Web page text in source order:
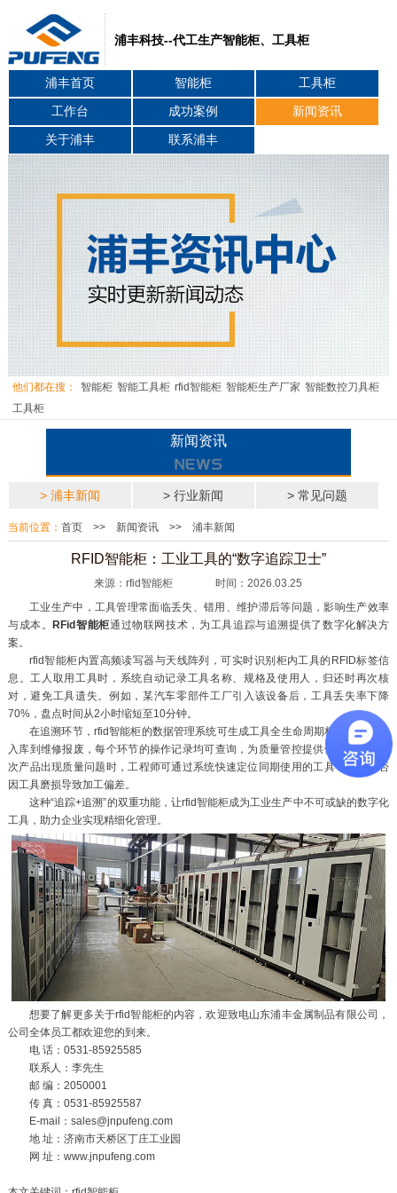
浦丰科技--代工生产智能柜、工具柜
浦丰首页 智能柜 工具柜
工作台 成功案例 新闻资讯
关于浦丰 联系浦丰
他们都在搜： 智能柜 智能工具柜 rfid智能柜 智能柜生产厂家 智能数控刀具柜
工具柜
新闻资讯
> 浦丰新闻 > 行业新闻 > 常见问题
当前位置： 首页>> 新闻资讯>> 浦丰新闻
RFID智能柜：工业工具的“数字追踪卫士”
来源：rfid智能柜 时间：2026.03.25
工业生产中，工具管理常面临丢失、错用、维护滞后等问题，影响生产效率
与成本。RFid智能柜通过物联网技术，为工具追踪与追溯提供了数字化解决方
案。
rfid智能柜内置高频读写器与天线阵列，可实时识别柜内工具的RFID标签信
息。工人取用工具时，系统自动记录工具名称、规格及使用人，归还时再次核
对，避免工具遗失。例如，某汽车零部件工厂引入该设备后，工具丢失率下降
70%，盘点时间从2小时缩短至10分钟。
在追溯环节，rfid智能柜的数据管理系统可生成工具全生命周期档案。从采购
入库到维修报废，每个环节的操作记录均可查询，为质量管控提供依据。当某批
次产品出现质量问题时，工程师可通过系统快速定位同期使用的工具，排查是否
因工具磨损导致加工偏差。
这种“追踪+追溯”的双重功能，让rfid智能柜成为工业生产中不可或缺的数字化
工具，助力企业实现精细化管理。
想要了解更多关于rfid智能柜的内容，欢迎致电山东浦丰金属制品有限公司，
公司全体员工都欢迎您的到来。
电 话：0531-85925585
联系人：李先生
邮 编：2050001
传 真：0531-85925587
E-mail：sales@jnpufeng.com
地 址：济南市天桥区丁庄工业园
网 址：www.jnpufeng.com